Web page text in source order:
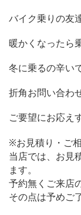
バイク乗りの友
暖かくなったら
冬に乗るの辛い
折角お問い合わ
ご要望にお応え
※お見積り・ご
当店では、お見
ます。
予約無くご来店
その点は予めご